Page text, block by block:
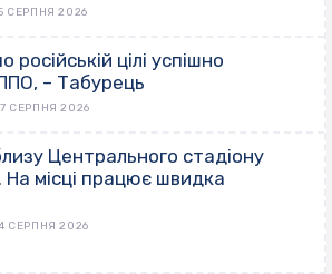
СЕРПНЯ 2026
цілі успішно
– Табурець
7 СЕРПНЯ 2026
Центрального стадіону
На місці працює швидка
СЕРПНЯ 2026